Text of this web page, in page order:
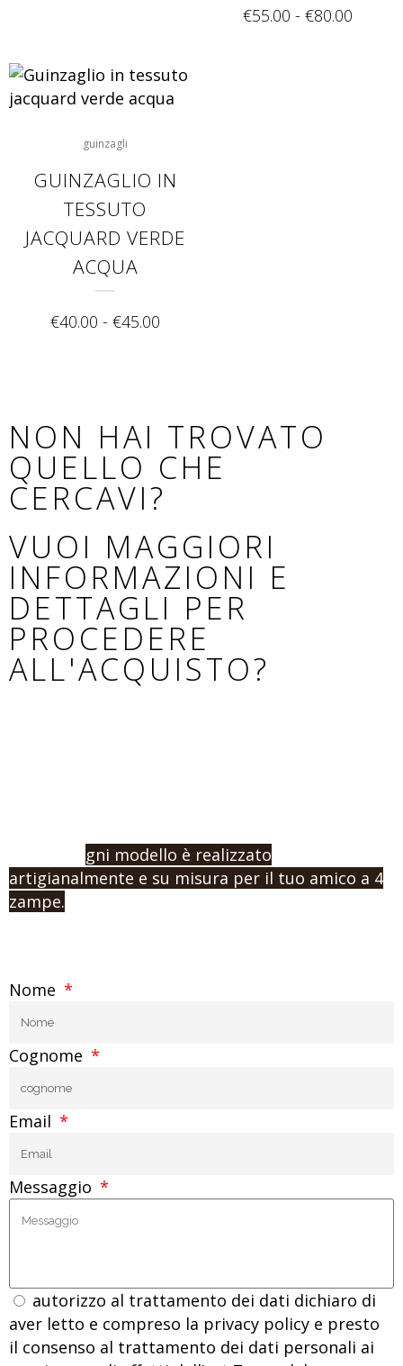
€55.00 - €80.00
guinzagli
GUINZAGLIO IN
TESSUTO
JACQUARD VERDE
ACQUA
€40.00 - €45.00
NON HAI TROVATO
QUELLO CHE
CERCAVI?
VUOI MAGGIORI
INFORMAZIONI E
DETTAGLI PER
PROCEDERE
ALL'ACQUISTO?
gni modello è realizzato
artigianalmente e su misura per il tuo amico a 4
zampe.
Nome
Cognome
Email
Messaggio
autorizzo al trattamento dei dati dichiaro di
aver letto e compreso la privacy policy e presto
il consenso al trattamento dei dati personali ai